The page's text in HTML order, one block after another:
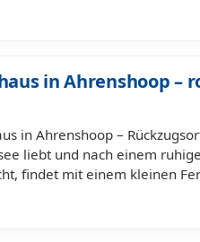
in Ahrenshoop –
in Ahrenshoop –
liebt und nach einem
findet mit einem kleinen